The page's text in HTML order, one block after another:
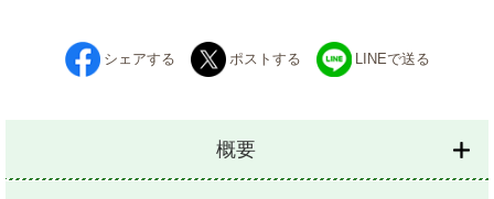
シェアする ポストする LINEで送る
概要